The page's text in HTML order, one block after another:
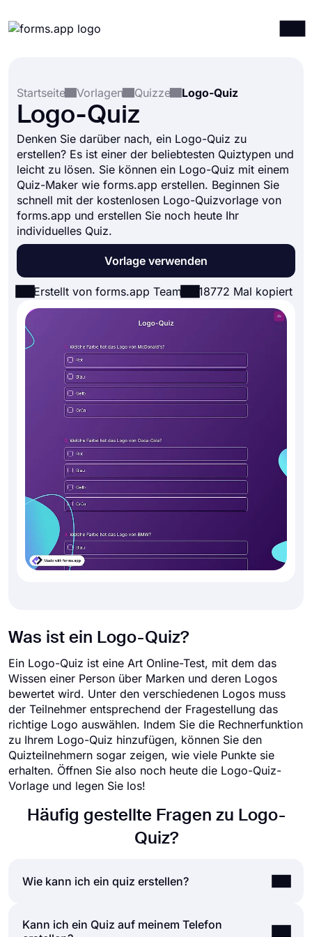
Integrationen
Vorlagen
Ressourcen
Preise
Startseite
Vorlagen Quizze Logo-Quiz
Logo-Quiz
Denken Sie darüber nach, ein Logo-Quiz zu
erstellen? Es ist einer der beliebtesten Quiztypen und
leicht zu lösen. Sie können ein Logo-Quiz mit einem
Quiz-Maker wie forms.app erstellen. Beginnen Sie
schnell mit der kostenlosen Logo-Quizvorlage von
forms.app und erstellen Sie noch heute Ihr
individuelles Quiz.
Vorlage verwenden
Erstellt von forms.app Team 18772 Mal kopiert
Was ist ein Logo-Quiz?
Ein Logo-Quiz ist eine Art Online-Test, mit dem das
Wissen einer Person über Marken und deren Logos
bewertet wird. Unter den verschiedenen Logos muss
der Teilnehmer entsprechend der Fragestellung das
richtige Logo auswählen. Indem Sie die Rechnerfunktion
zu Ihrem Logo-Quiz hinzufügen, können Sie den
Quizteilnehmern sogar zeigen, wie viele Punkte sie
erhalten. Öffnen Sie also noch heute die Logo-Quiz-
Vorlage und legen Sie los!
Häufig gestellte Fragen zu Logo-
Quiz?
Wie kann ich ein quiz erstellen?
Wenn Sie ein Quiz für Freunde oder Ihr Publikum
Kann ich ein Quiz auf meinem Telefon